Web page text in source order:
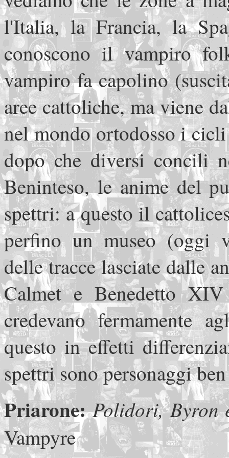
l'Italia, la Francia, la
conoscono il vampiro
vampiro fa capolino
aree cattoliche, ma viene
nel mondo ortodosso i
dopo che diversi concili
Beninteso, le anime del
spettri: a questo il
perfino un museo (oggi
delle tracce lasciate dalle
Calmet e Benedetto
credevano fermamente
questo in effetti
spettri sono personaggi
Priarone:Polidori, Byron
Vampyre